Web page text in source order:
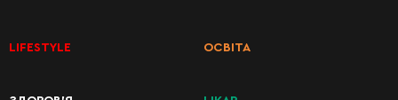
КАТЕГОРІЇ
LIFESTYLE ОСВІТА